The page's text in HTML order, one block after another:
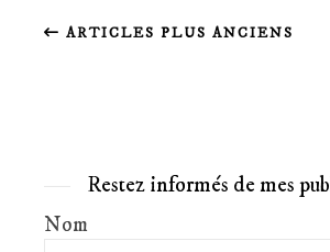
ARTICLES PLUS ANCIENS
Restez informés de mes
Nom